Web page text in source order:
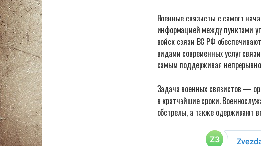
Военные связисты с самого
информацией между пунктами
войск связи ВС РФ
видами современных услуг
самым поддерживая
Задача военных связистов —
в кратчайшие сроки.
обстрелы, а также одерживают